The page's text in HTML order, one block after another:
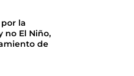
la
no El Niño,
de